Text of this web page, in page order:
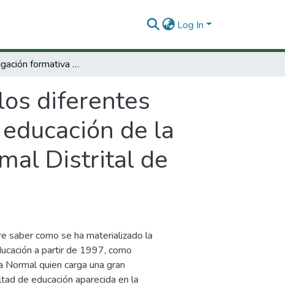
Log In
La investigación formativa en los diferentes programas de la facultad de ciencias de la educación de la Universidad del Atlántico y la Escuela Normal Distrital de Barranquilla, ¿Qué y cómo se enseña?
diferentes
de la
Distrital de
saber como se ha materializado la
a partir de 1997, como
quien carga una gran
de educación aparecida en la